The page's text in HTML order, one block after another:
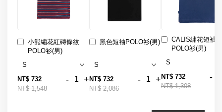
小熊繡花紅磚條紋
POLO衫(男)
NT$ 732
NT$ 1,548
- +
黑色短袖POLO衫(男)
NT$ 732
NT$ 2,086
- +
CALIS繡花短袖
POLO衫(男)
NT$ 732
NT$ 1,308
-